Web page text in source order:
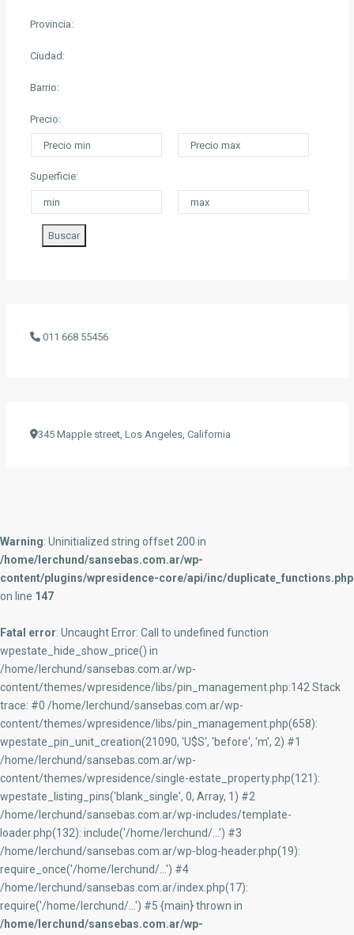
Provincia:
Ciudad:
Barrio:
Precio:
Superficie:
Buscar
011 668 55456
345 Mapple street, Los Angeles, California
Warning: Uninitialized string offset 200 in
/home/lerchund/sansebas.com.ar/wp-
content/plugins/wpresidence-core/api/inc/duplicate_functions.php
on line 147
Fatal error: Uncaught Error: Call to undefined function
wpestate_hide_show_price() in
/home/lerchund/sansebas.com.ar/wp-
content/themes/wpresidence/libs/pin_management.php:142 Stack
trace: #0 /home/lerchund/sansebas.com.ar/wp-
content/themes/wpresidence/libs/pin_management.php(658):
wpestate_pin_unit_creation(21090, 'U$S', 'before', 'm', 2) #1
/home/lerchund/sansebas.com.ar/wp-
content/themes/wpresidence/single-estate_property.php(121):
wpestate_listing_pins('blank_single', 0, Array, 1) #2
/home/lerchund/sansebas.com.ar/wp-includes/template-
loader.php(132): include('/home/lerchund/...') #3
/home/lerchund/sansebas.com.ar/wp-blog-header.php(19):
require_once('/home/lerchund/...') #4
/home/lerchund/sansebas.com.ar/index.php(17):
require('/home/lerchund/...') #5 {main} thrown in
/home/lerchund/sansebas.com.ar/wp-